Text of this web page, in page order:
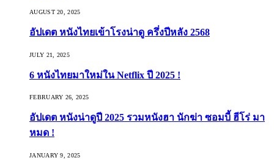
AUGUST 20, 2025
อัปเดต หนังไทยเข้าโรงน่าดู ครึ่งปีหลัง 2568
JULY 21, 2025
6 หนังไทยมาใหม่ใน Netflix ปี 2025 !
FEBRUARY 26, 2025
อัปเดต หนังน่าดูปี 2025 รวมหนังฮา นักฆ่า ซอมบี้ ฮีโร่ มา
หมด !
JANUARY 9, 2025